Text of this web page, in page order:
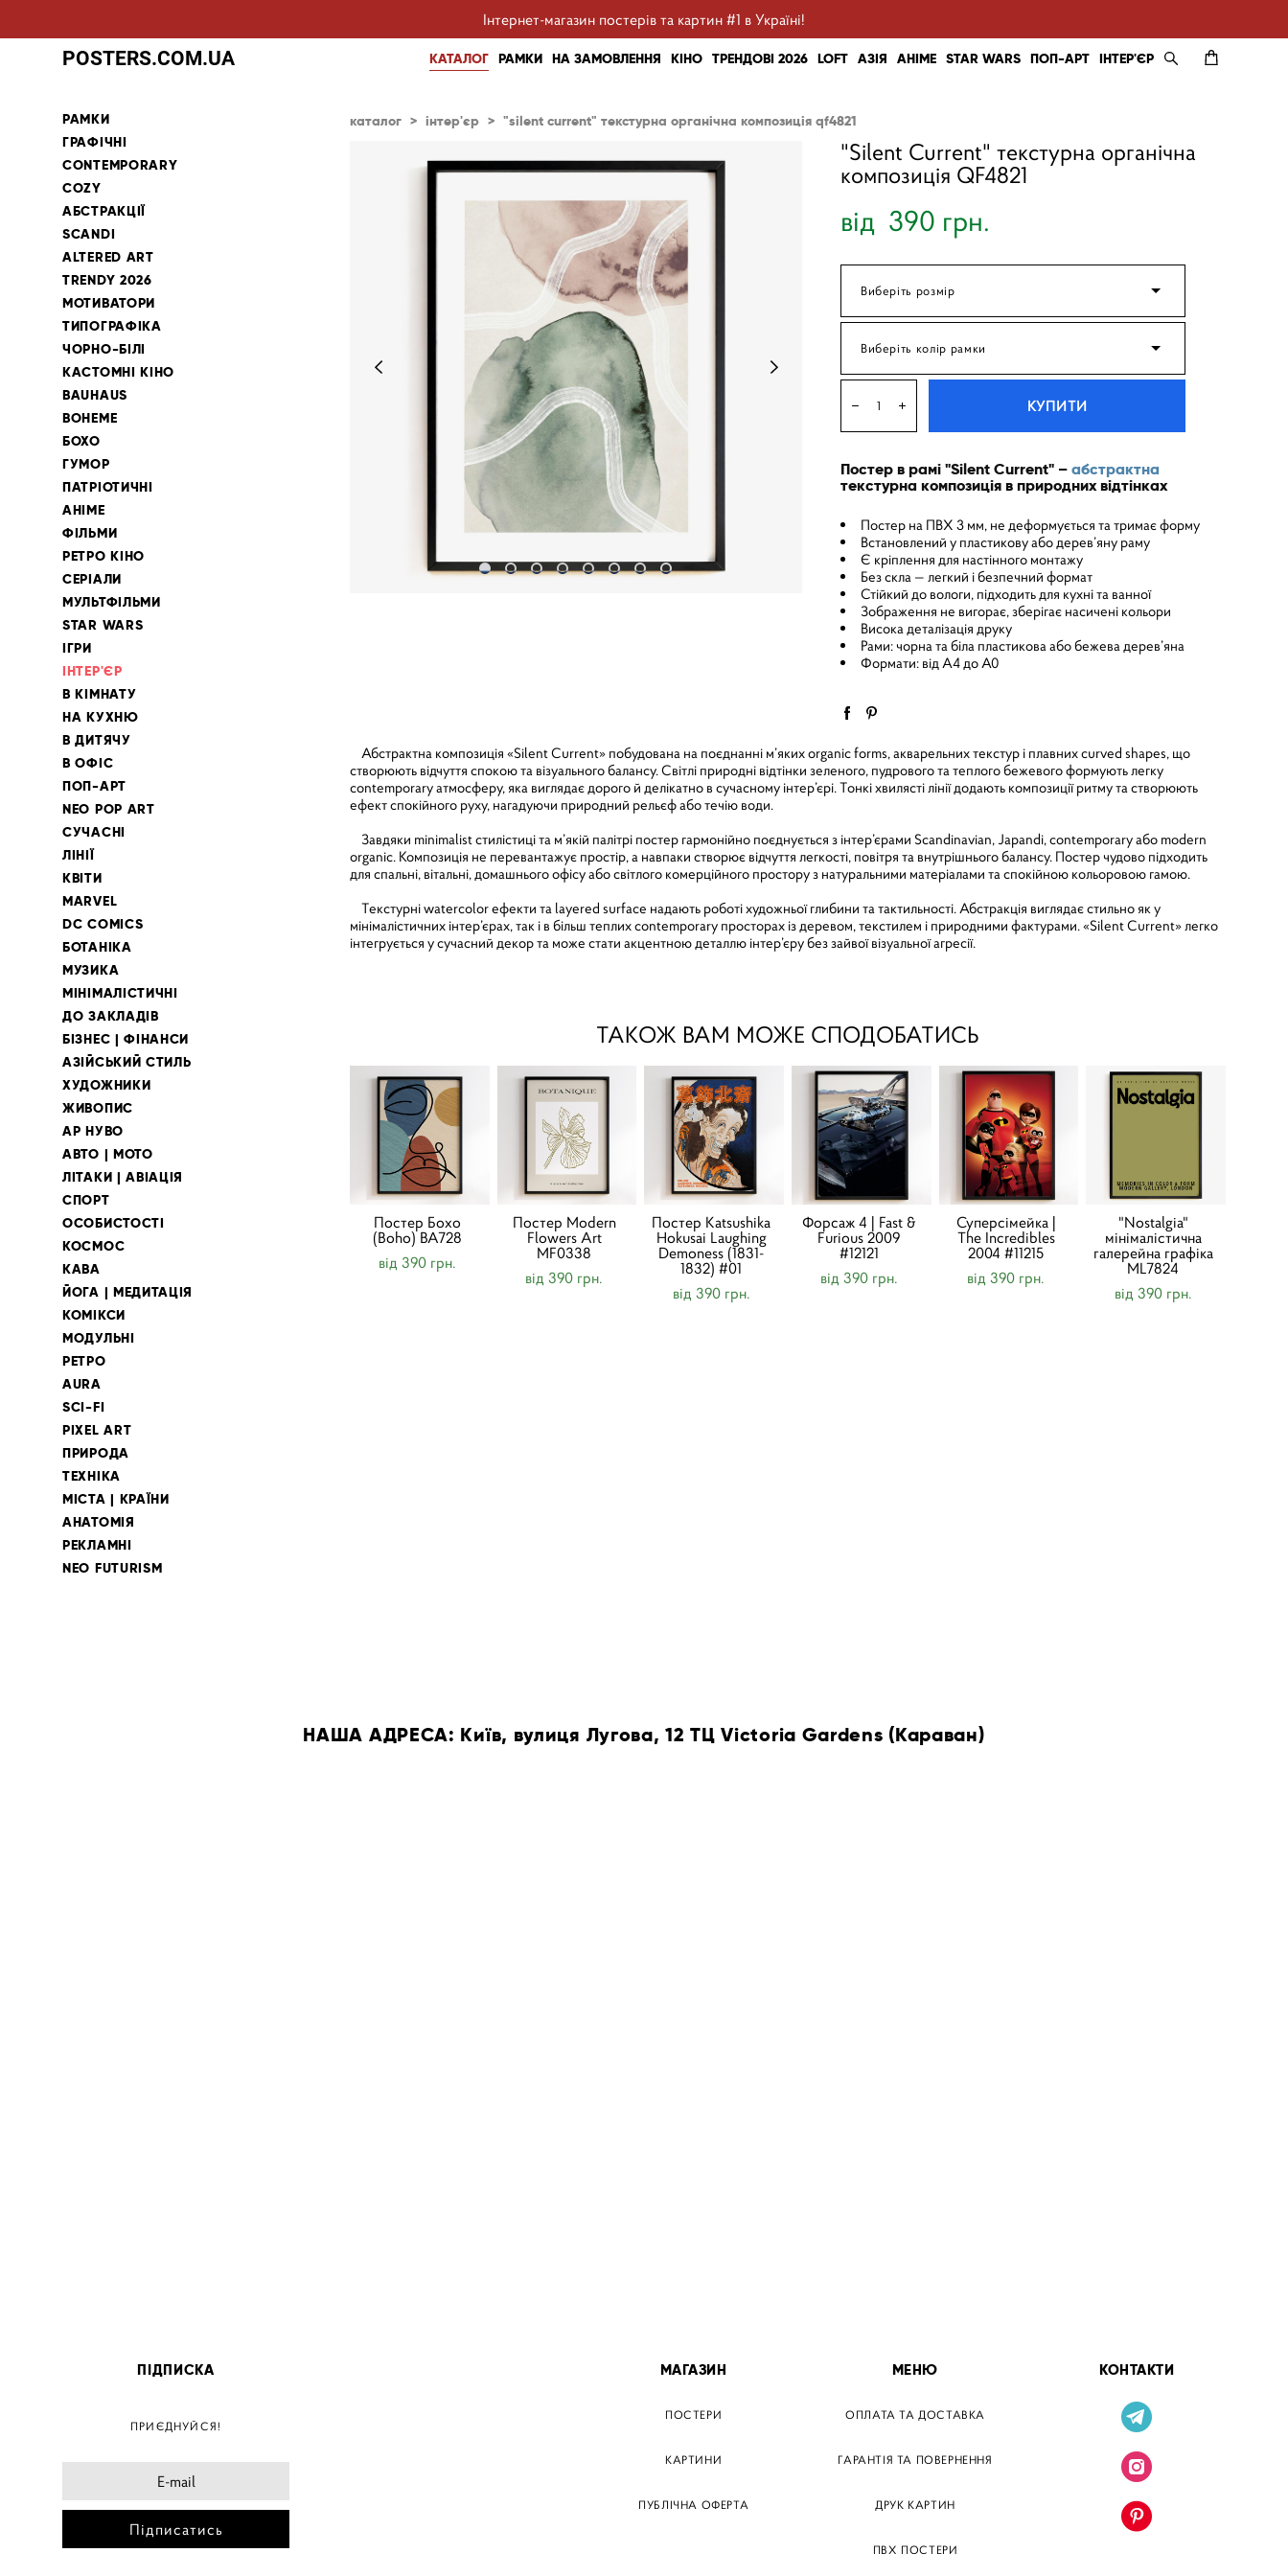
Інтернет-магазин постерів та картин #1 в Україні!
POSTERS.COM.UA КАТАЛОГ РАМКИ НА ЗАМОВЛЕННЯ КІНО ТРЕНДОВІ 2026 LOFT АЗІЯ АНІМЕ STAR WARS ПОП-АРТ ІНТЕР'ЄР
РАМКИ
ГРАФІЧНІ
CONTEMPORARY
COZY
АБСТРАКЦІЇ
SCANDI
ALTERED ART
TRENDY 2026
МОТИВАТОРИ
ТИПОГРАФІКА
ЧОРНО-БІЛІ
КАСТОМНІ КІНО
BAUHAUS
BOHEME
БОХО
ГУМОР
ПАТРІОТИЧНІ
АНІМЕ
ФІЛЬМИ
РЕТРО КІНО
СЕРІАЛИ
МУЛЬТФІЛЬМИ
STAR WARS
ІГРИ
ІНТЕР'ЄР
В КІМНАТУ
НА КУХНЮ
В ДИТЯЧУ
В ОФІС
ПОП-АРТ
NEO POP ART
СУЧАСНІ
ЛІНІЇ
КВІТИ
MARVEL
DC COMICS
БОТАНІКА
МУЗИКА
МІНІМАЛІСТИЧНІ
ДО ЗАКЛАДІВ
БІЗНЕС | ФІНАНСИ
АЗІЙСЬКИЙ СТИЛЬ
ХУДОЖНИКИ
ЖИВОПИС
АР НУВО
АВТО | МОТО
ЛІТАКИ | АВІАЦІЯ
СПОРТ
ОСОБИСТОСТІ
КОСМОС
КАВА
ЙОГА | МЕДИТАЦІЯ
КОМІКСИ
МОДУЛЬНІ
РЕТРО
AURA
SCI-FI
PIXEL ART
ПРИРОДА
ТЕХНІКА
МІСТА | КРАЇНИ
АНАТОМІЯ
РЕКЛАМНІ
NEO FUTURISM
каталог > інтер'єр > "silent current" текстурна органічна композиція qf4821
"Silent Current" текстурна органічна
композиція QF4821
від 390 грн.
Виберіть розмір
Виберіть колір рамки
КУПИТИ
Постер в рамі "Silent Current" –абстрактна
текстурна композиція в природних відтінках
Постер на ПВХ 3 мм, не деформується та тримає форму
Встановлений у пластикову або дерев’яну раму
Є кріплення для настінного монтажу
Без скла — легкий і безпечний формат
Стійкий до вологи, підходить для кухні та ванної
Зображення не вигорає, зберігає насичені кольори
Висока деталізація друку
Рами: чорна та біла пластикова або бежева дерев’яна
Формати: від A4 до A0
Абстрактна композиція «Silent Current» побудована на поєднанні м’яких organic forms, акварельних текстур і плавних curved shapes, що
створюють відчуття спокою та візуального балансу. Світлі природні відтінки зеленого, пудрового та теплого бежевого формують легку
contemporary атмосферу, яка виглядає дорого й делікатно в сучасному інтер’єрі. Тонкі хвилясті лінії додають композиції ритму та створюють
ефект спокійного руху, нагадуючи природний рельєф або течію води.
Завдяки minimalist стилістиці та м’якій палітрі постер гармонійно поєднується з інтер’єрами Scandinavian, Japandi, contemporary або modern
organic. Композиція не перевантажує простір, а навпаки створює відчуття легкості, повітря та внутрішнього балансу. Постер чудово підходить
для спальні, вітальні, домашнього офісу або світлого комерційного простору з натуральними матеріалами та спокійною кольоровою гамою.
Текстурні watercolor ефекти та layered surface надають роботі художньої глибини та тактильності. Абстракція виглядає стильно як у
мінімалістичних інтер’єрах, так і в більш теплих contemporary просторах із деревом, текстилем і природними фактурами. «Silent Current» легко
інтегрується у сучасний декор та може стати акцентною деталлю інтер’єру без зайвої візуальної агресії.
ТАКОЖ ВАМ МОЖЕ СПОДОБАТИСЬ
Постер Бохо
(Boho) BA728
від 390 грн.
Постер Modern
Flowers Art
MF0338
від 390 грн.
Постер Katsushika
Hokusai Laughing
Demoness (1831-
1832) #01
від 390 грн.
Форсаж 4 | Fast &
Furious 2009
#12121
від 390 грн.
Суперсімейка |
The Incredibles
2004 #11215
від 390 грн.
"Nostalgia"
мінімалістична
галерейна графіка
ML7824
від 390 грн.
НАША АДРЕСА: Київ, вулиця Лугова, 12 ТЦ Victoria Gardens (Караван)
ПІДПИСКА
ПРИЄДНУЙСЯ!
Підписатись
МАГАЗИН
ПОСТЕРИ
КАРТИНИ
ПУБЛІЧНА ОФЕРТА
МЕНЮ
ОПЛАТА ТА ДОСТАВКА
ГАРАНТІЯ ТА ПОВЕРНЕННЯ
ДРУК КАРТИН
ПВХ ПОСТЕРИ
КОНТАКТИ